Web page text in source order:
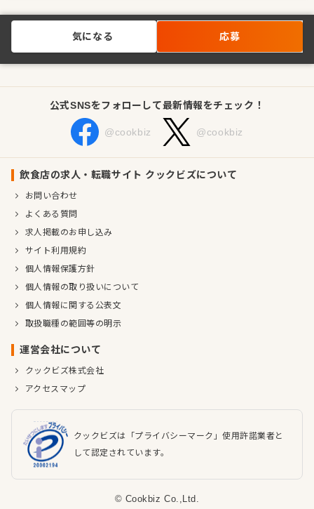
気になる 応募
公式SNSをフォローして最新情報をチェック！
@cookbiz @cookbiz
飲食店の求人・転職サイト クックビズについて
お問い合わせ
よくある質問
求人掲載のお申し込み
サイト利用規約
個人情報保護方針
個人情報の取り扱いについて
個人情報に関する公表文
取扱職種の範囲等の明示
運営会社について
クックビズ株式会社
アクセスマップ
クックビズは「プライバシーマーク」使用許諾業者と
して認定されています。
© Cookbiz Co.,Ltd.